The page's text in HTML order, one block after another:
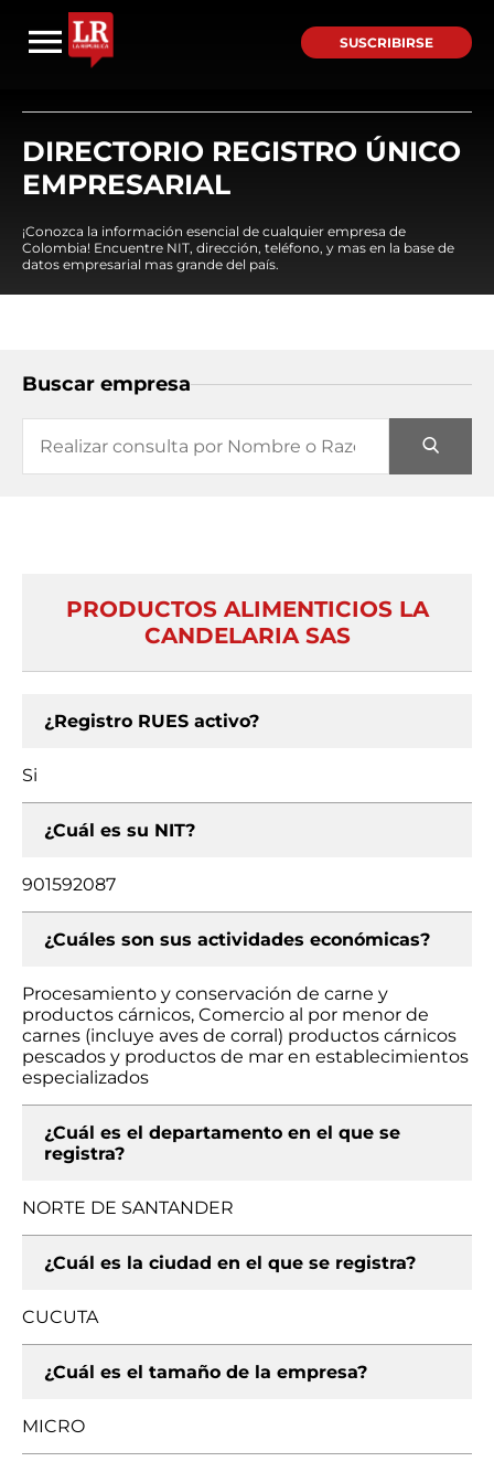
SUSCRIBIRSE
DIRECTORIO REGISTRO ÚNICO
EMPRESARIAL
¡Conozca la información esencial de cualquier empresa de
Colombia! Encuentre NIT, dirección, teléfono, y mas en la base de
datos empresarial mas grande del país.
Buscar empresa
PRODUCTOS ALIMENTICIOS LA
CANDELARIA SAS
¿Registro RUES activo?
Si
¿Cuál es su NIT?
901592087
¿Cuáles son sus actividades económicas?
Procesamiento y conservación de carne y
productos cárnicos, Comercio al por menor de
carnes (incluye aves de corral) productos cárnicos
pescados y productos de mar en establecimientos
especializados
¿Cuál es el departamento en el que se
registra?
NORTE DE SANTANDER
¿Cuál es la ciudad en el que se registra?
CUCUTA
¿Cuál es el tamaño de la empresa?
MICRO